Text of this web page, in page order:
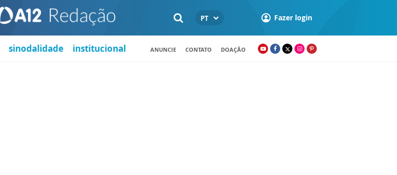
PT Fazer login
sinodalidade institucional ANUNCIE CONTATO DOAÇÃO